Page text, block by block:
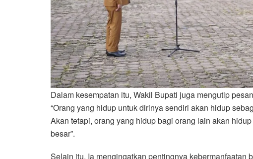
Dalam kesempatan itu, Wakil Bupati juga mengutip
“Orang yang hidup untuk dirinya sendiri akan hidup
Akan tetapi, orang yang hidup bagi orang lain akan
besar”.
Selain itu, Ia mengingatkan pentingnya kebermanfaatan